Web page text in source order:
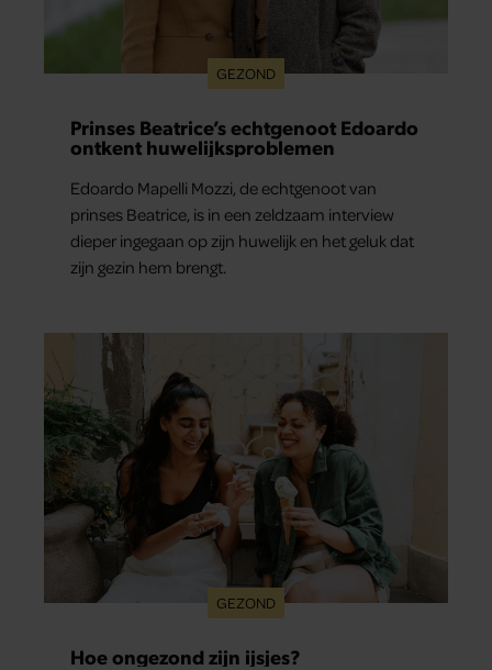
GEZOND
Prinses Beatrice’s echtgenoot Edoardo
ontkent huwelijksproblemen
Edoardo Mapelli Mozzi, de echtgenoot van
prinses Beatrice, is in een zeldzaam interview
dieper ingegaan op zijn huwelijk en het geluk dat
zijn gezin hem brengt.
GEZOND
Hoe ongezond zijn ijsjes?